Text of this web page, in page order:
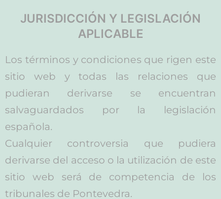
JURISDICCIÓN Y LEGISLACIÓN
APLICABLE
Los términos y condiciones que rigen este
sitio web y todas las relaciones que
pudieran derivarse se encuentran
salvaguardados por la legislación
española.
Cualquier controversia que pudiera
derivarse del acceso o la utilización de este
sitio web será de competencia de los
tribunales de Pontevedra.